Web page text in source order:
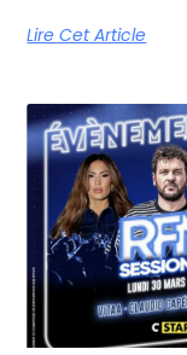
Lire Cet Article